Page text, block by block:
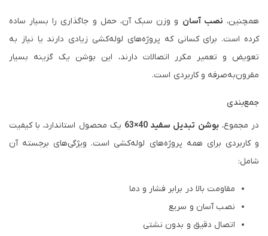
همچنین، نصب آسان و وزن سبک آن، حمل و جاگذاری را بسیار ساده
کرده است. برای کسانی که پروژه‌های لوله‌کشی زیادی دارند یا نیاز به
تعویض و تعمیر مکرر اتصالات دارند، این بوشن یک گزینه بسیار
مقرون‌به‌صرفه و کاربردی است.
جمع‌بندی
در مجموع،بوشن تبدیل سفید 40×63
یک محصول استاندارد، با کیفیت
و کاربردی برای همه پروژه‌های لوله‌کشی است. ویژگی‌های برجسته آن
شامل:
مقاومت بالا در برابر فشار و دما
نصب آسان و سریع
اتصال دقیق و بدون نشتی